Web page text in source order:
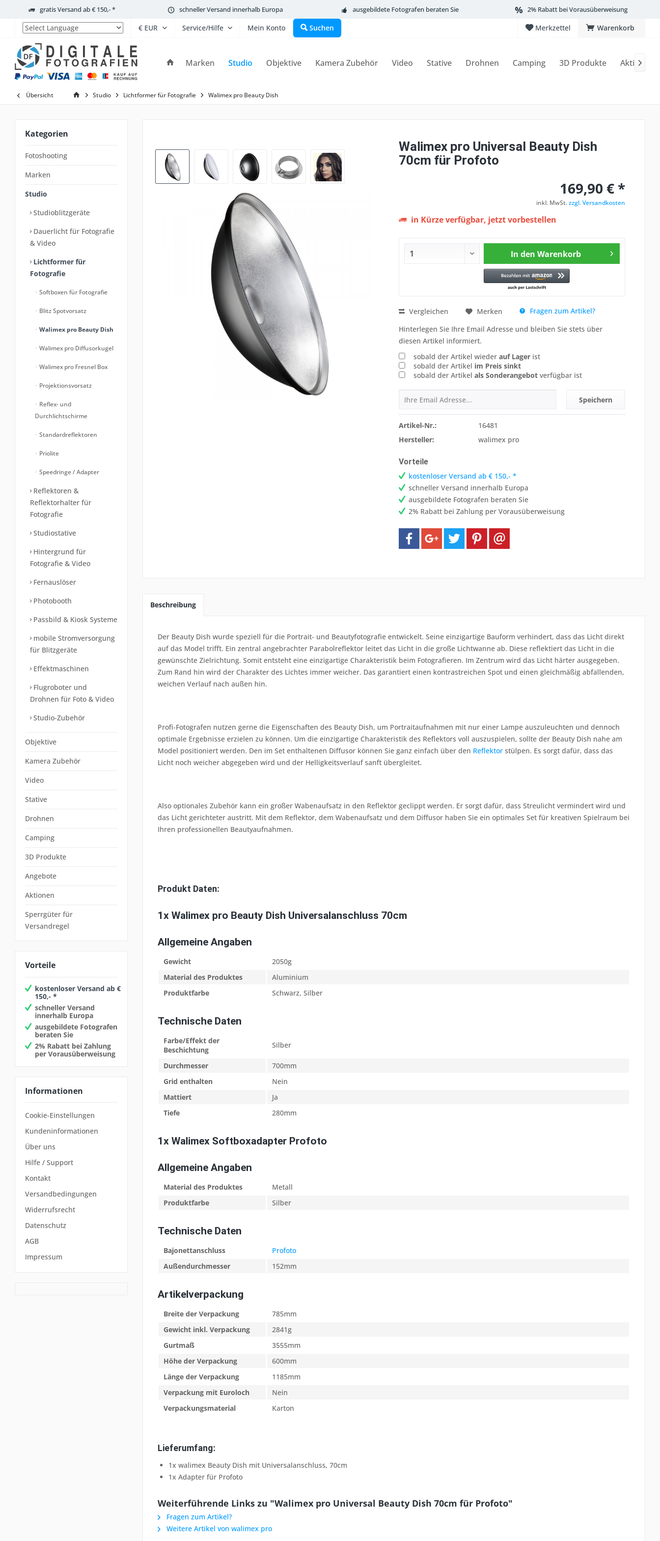
gratis Versand ab € 150,- * schneller Versand innerhalb Europa ausgebildete Fotografen beraten Sie 2% Rabatt bei Vorausüberweisung
Powered by
Warenkorb
Merkzettel
Service/Hilfe Mein Konto Suchen
Marken Studio Objektive Kamera Zubehör Video Stative Drohnen Camping 3D Produkte Aktionen

Übersicht Studio Lichtformer für Fotografie Walimex pro Beauty Dish
Kategorien
Fotoshooting
Marken
Studio
Studioblitzgeräte
Dauerlicht für Fotografie
& Video
Lichtformer für
Fotografie
Softboxen für Fotografie
Blitz Spotvorsatz
Walimex pro Beauty Dish
Walimex pro Diffusorkugel
Walimex pro Fresnel Box
Projektionsvorsatz
Reflex- und
Durchlichtschirme
Standardreflektoren
Priolite
Speedringe / Adapter
Reflektoren &
Reflektorhalter für
Fotografie
Studiostative
Hintergrund für
Fotografie & Video
Fernauslöser
Photobooth
Passbild & Kiosk Systeme
mobile Stromversorgung
für Blitzgeräte
Effektmaschinen
Flugroboter und
Drohnen für Foto & Video
Studio-Zubehör
Objektive
Kamera Zubehör
Video
Stative
Drohnen
Camping
3D Produkte
Angebote
Aktionen
Sperrgüter für
Versandregel
Vorteile
kostenloser Versand ab €
150,- *
schneller Versand
innerhalb Europa
ausgebildete Fotografen
beraten Sie
2% Rabatt bei Zahlung
per Vorausüberweisung
Informationen
Cookie-Einstellungen
Kundeninformationen
Über uns
Hilfe / Support
Kontakt
Versandbedingungen
Widerrufsrecht
Datenschutz
AGB
Impressum
Walimex pro Universal Beauty Dish
70cm für Profoto
169,90 € *
inkl. MwSt.zzgl. Versandkosten
in Kürze verfügbar, jetzt vorbestellen
In den Warenkorb
Vergleichen Merken
Fragen zum Artikel?
Hinterlegen Sie Ihre Email Adresse und bleiben Sie stets über
diesen Artikel informiert.
sobald der Artikel wieder auf Lagerist
sobald der Artikel im Preis sinkt
sobald der Artikel als Sonderangebotverfügbar ist
Speichern
Artikel-Nr.:
16481
Hersteller:
walimex pro
Vorteile
kostenloser Versand ab € 150,- *
schneller Versand innerhalb Europa
ausgebildete Fotografen beraten Sie
2% Rabatt bei Zahlung per Vorausüberweisung
Beschreibung
Der Beauty Dish wurde speziell für die Portrait- und Beautyfotografie entwickelt. Seine einzigartige Bauform verhindert, dass das Licht direkt
auf das Model trifft. Ein zentral angebrachter Parabolreflektor leitet das Licht in die große Lichtwanne ab. Diese reflektiert das Licht in die
gewünschte Zielrichtung. Somit entsteht eine einzigartige Charakteristik beim Fotografieren. Im Zentrum wird das Licht härter ausgegeben.
Zum Rand hin wird der Charakter des Lichtes immer weicher. Das garantiert einen kontrastreichen Spot und einen gleichmäßig abfallenden,
weichen Verlauf nach außen hin.
Profi-Fotografen nutzen gerne die Eigenschaften des Beauty Dish, um Portraitaufnahmen mit nur einer Lampe auszuleuchten und dennoch
optimale Ergebnisse erzielen zu können. Um die einzigartige Charakteristik des Reflektors voll auszuspielen, sollte der Beauty Dish nahe am
Model positioniert werden. Den im Set enthaltenen Diffusor können Sie ganz einfach über den Reflektor stülpen. Es sorgt dafür, dass das
Licht noch weicher abgegeben wird und der Helligkeitsverlauf sanft übergleitet.
Also optionales Zubehör kann ein großer Wabenaufsatz in den Reflektor geclippt werden. Er sorgt dafür, dass Streulicht vermindert wird und
das Licht gerichteter austritt. Mit dem Reflektor, dem Wabenaufsatz und dem Diffusor haben Sie ein optimales Set für kreativen Spielraum bei
Ihren professionellen Beautyaufnahmen.
Produkt Daten:
1x Walimex pro Beauty Dish Universalanschluss 70cm
Allgemeine Angaben
Gewicht
2050g
Material des Produktes
Aluminium
Produktfarbe
Schwarz, Silber
Technische Daten
Farbe/Effekt der
Beschichtung
Silber
Durchmesser
700mm
Grid enthalten
Nein
Mattiert
Ja
Tiefe
280mm
1x Walimex Softboxadapter Profoto
Allgemeine Angaben
Material des Produktes
Metall
Produktfarbe
Silber
Technische Daten
Bajonettanschluss
Profoto
Außendurchmesser
152mm
Artikelverpackung
Breite der Verpackung
785mm
Gewicht inkl. Verpackung
2841g
Gurtmaß
3555mm
Höhe der Verpackung
600mm
Länge der Verpackung
1185mm
Verpackung mit Euroloch
Nein
Verpackungsmaterial
Karton
Lieferumfang:
1x walimex Beauty Dish mit Universalanschluss, 70cm
1x Adapter für Profoto
Weiterführende Links zu "Walimex pro Universal Beauty Dish 70cm für Profoto"
Fragen zum Artikel?
Weitere Artikel von walimex pro